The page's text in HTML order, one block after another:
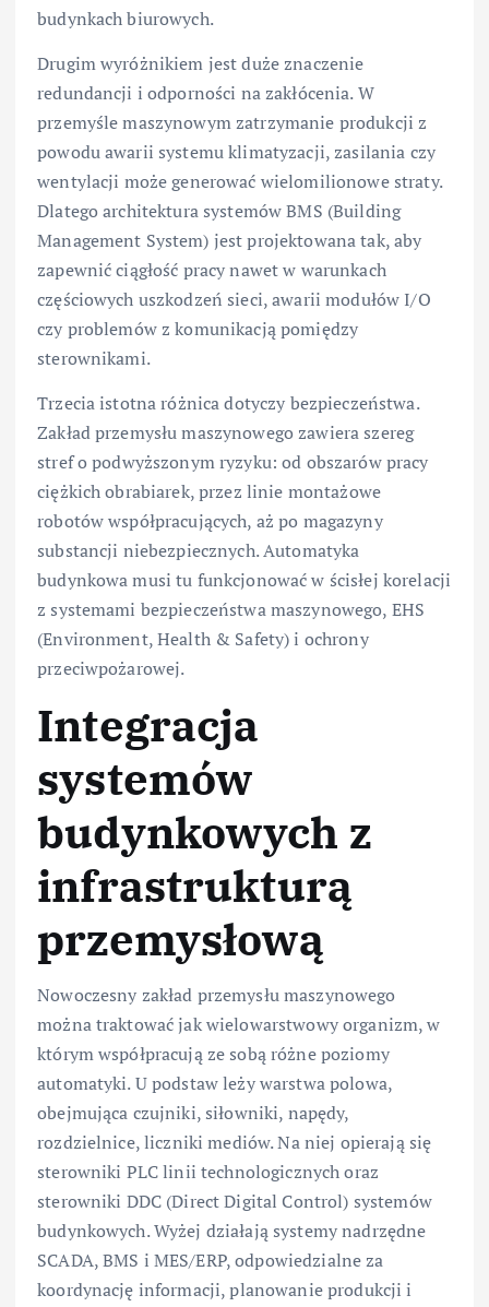
budynkach biurowych.
Drugim wyróżnikiem jest duże znaczenie
redundancji i odporności na zakłócenia. W
przemyśle maszynowym zatrzymanie produkcji z
powodu awarii systemu klimatyzacji, zasilania czy
wentylacji może generować wielomilionowe straty.
Dlatego architektura systemów BMS (Building
Management System) jest projektowana tak, aby
zapewnić ciągłość pracy nawet w warunkach
częściowych uszkodzeń sieci, awarii modułów I/O
czy problemów z komunikacją pomiędzy
sterownikami.
Trzecia istotna różnica dotyczy bezpieczeństwa.
Zakład przemysłu maszynowego zawiera szereg
stref o podwyższonym ryzyku: od obszarów pracy
ciężkich obrabiarek, przez linie montażowe
robotów współpracujących, aż po magazyny
substancji niebezpiecznych. Automatyka
budynkowa musi tu funkcjonować w ścisłej korelacji
z systemami bezpieczeństwa maszynowego, EHS
(Environment, Health & Safety) i ochrony
przeciwpożarowej.
Integracja
systemów
budynkowych z
infrastrukturą
przemysłową
Nowoczesny zakład przemysłu maszynowego
można traktować jak wielowarstwowy organizm, w
którym współpracują ze sobą różne poziomy
automatyki. U podstaw leży warstwa polowa,
obejmująca czujniki, siłowniki, napędy,
rozdzielnice, liczniki mediów. Na niej opierają się
sterowniki PLC linii technologicznych oraz
sterowniki DDC (Direct Digital Control) systemów
budynkowych. Wyżej działają systemy nadrzędne
SCADA, BMS i MES/ERP, odpowiedzialne za
koordynację informacji, planowanie produkcji i